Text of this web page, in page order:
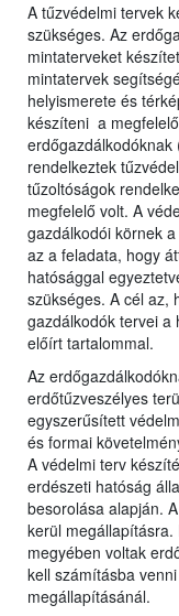
A tűzvédelmi tervek
szükséges. Az
mintaterveket
mintatervek
helyismerete és
készíteni a
rendelkeztek
tűzoltóságok
megfelelő volt. A
gazdálkodói körnek
az a feladata, hogy
hatósággal
szükséges. A cél az,
gazdálkodók tervei a
előírt tartalommal.
Az
erdőtűzveszélyes
egyszerűsített
és formai
A védelmi terv
erdészeti hatóság
besorolása alapján.
kerül
megyében voltak
kell számításba
megállapításánál.